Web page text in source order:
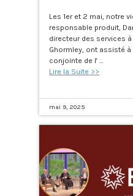
Les 1er et 2 mai, notre
responsable produit,
directeur des services
Ghormley, ont assisté
conjointe de l' …
Lire la Suite >>
mai 9, 2025